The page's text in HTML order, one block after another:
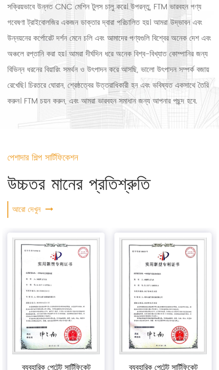
সক্রিয়ভাবে উন্নত CNC মেশিন টুলস চালু করে। উপরন্তু, FTM ভারবহন পণ্য
গবেষণা ট্রাইবোলজির একজন ডাক্তার দ্বারা পরিচালিত হয়। আমরা উদ্ভাবন এবং
উন্নয়নের কর্পোরেট দর্শন মেনে চলি এবং আমাদের পণ্যগুলি বিশ্বের অনেক দেশ এবং
অঞ্চলে রপ্তানি করা হয়। আমরা দীর্ঘদিন ধরে অনেক বিশ্ব-বিখ্যাত কোম্পানির জন্য
বিভিন্ন ধরনের বিয়ারিং সমর্থন ও উৎপাদন করে আসছি, ভালো উৎপাদন সম্পর্ক বজায়
রেখেছি। চিরতরে ঘোরান, শ্রেষ্ঠত্বের উত্তরাধিকারী হন এবং ভবিষ্যত একসাথে তৈরি
করুন। FTM চয়ন করুন, এবং আমরা ভারবহন সমাধান জন্য আপনার পছন্দ হবে.
পেশাদার শিল্প সার্টিফিকেশন
উচ্চতর মানের প্রতিশ্রুতি
আরো দেখুন